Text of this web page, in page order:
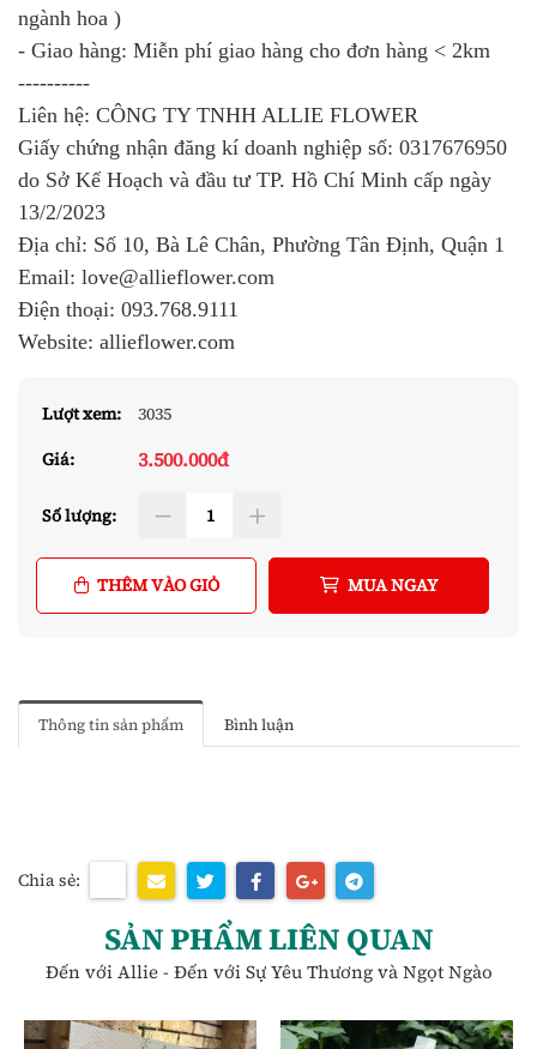
ngành hoa )
- Giao hàng: Miễn phí giao hàng cho đơn hàng < 2km
----------
Liên hệ: CÔNG TY TNHH ALLIE FLOWER
Giấy chứng nhận đăng kí doanh nghiệp số: 0317676950
do Sở Kế Hoạch và đầu tư TP. Hồ Chí Minh cấp ngày
13/2/2023
Địa chỉ: Số 10, Bà Lê Chân, Phường Tân Định, Quận 1
Email: love@allieflower.com
Điện thoại: 093.768.9111
Website: allieflower.com
Lượt xem:
3035
Giá:
3.500.000đ
Số lượng:
THÊM VÀO GIỎ MUA NGAY
Thông tin sản phẩm Bình luận
Chia sẻ:
SẢN PHẨM LIÊN QUAN
Đến với Allie - Đến với Sự Yêu Thương và Ngọt Ngào